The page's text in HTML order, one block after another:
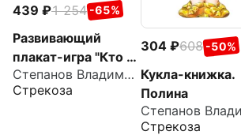
439 1 254 -65%
Развивающий
плакат-игра "Кто в
лесу живет?"
Степанов Владимир Александрович
Стрекоза
304 608 -50%
Кукла-книжка.
Полина
Стрекоза